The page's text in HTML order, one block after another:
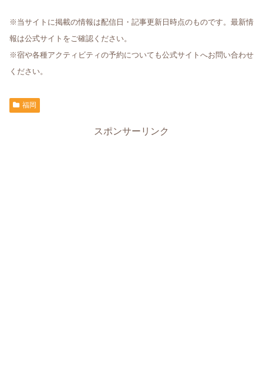
※当サイトに掲載の情報は配信日・記事更新日時点のものです。最新情
報は公式サイトをご確認ください。
※宿や各種アクティビティの予約についても公式サイトへお問い合わせ
ください。
福岡
スポンサーリンク